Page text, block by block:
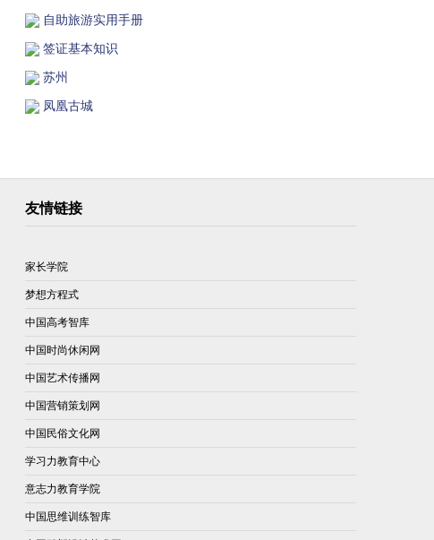
自助旅游实用手册
签证基本知识
苏州
凤凰古城
友情链接
家长学院
梦想方程式
中国高考智库
中国时尚休闲网
中国艺术传播网
中国营销策划网
中国民俗文化网
学习力教育中心
意志力教育学院
中国思维训练智库